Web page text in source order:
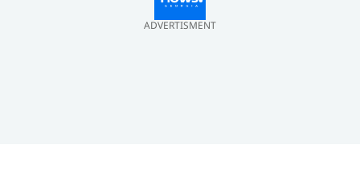
ADVERTISMENT